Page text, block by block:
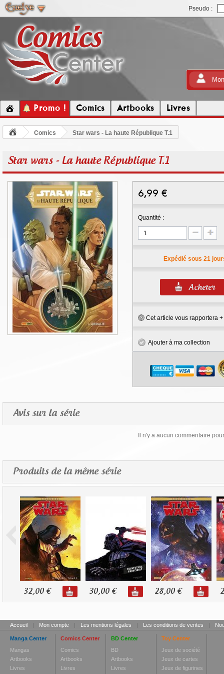
Pseudo :
Promo ! Comics Artbooks Livres
Comics Star wars - La haute République T.1
Star wars - La haute République T.1
6,99 €
Quantité :
Expédié sous 21
Cet article vous rapportera +
Ajouter à ma collection
Avis sur la série
Il n'y a aucun commentaire
Produits de la même série
32,00 € 30,00 € 28,00 €
Accueil | Mon compte | Les mentions légales | Les conditions de ventes |
Manga Center
Mangas
Artbooks
Livres
Comics Center
Comics
Artbooks
Livres
BD Center
BD
Artbooks
Livres
Toy Center
Jeux de société
Jeux de cartes
Jeux de figurines